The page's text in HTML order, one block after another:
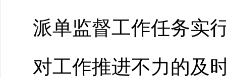
派单监督工作任务实
对工作推进不力的及